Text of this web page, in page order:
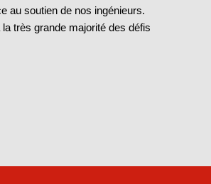
au soutien de nos ingénieurs.
très grande majorité des défis